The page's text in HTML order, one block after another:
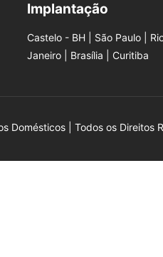
Implantação
Castelo - BH | São Paulo |
Janeiro | Brasília | Curitiba
Domésticos | Todos os Direitos